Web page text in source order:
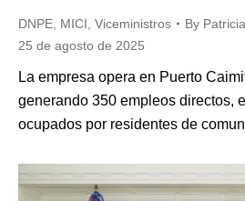
DNPE MICI Viceministros By
25 de agosto de 2025
La empresa opera en Puerto
generando 350 empleos directos,
ocupados por residentes de